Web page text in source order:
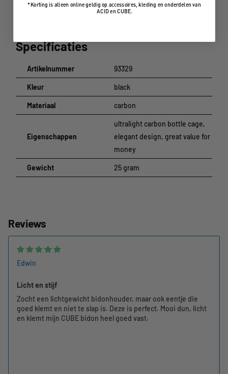
Specificaties
Artikelnummer 93329
Kleur black
Materiaal carbon
Eigenschappen
ultralight carbon bottle cage,
elegant design, great value for
money
Gewicht 25 gram
Reviews
Edwin
Licht en stijf
Zocht een lichtgewicht bidonhouder, maar ook eentje die
goed klemt en niet te slap is. Deze is perfect. Mooi dun, licht
en klemt mijn CUBE bidon heel goed vast.
*Korting is alleen online geldig op accessoires, kleding en onderdelen van
ACID en CUBE.